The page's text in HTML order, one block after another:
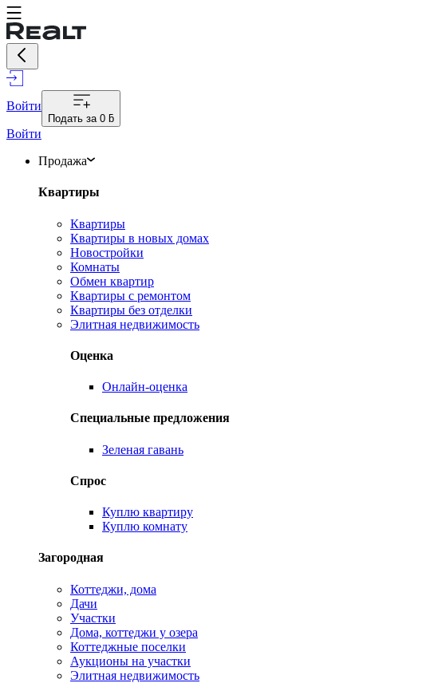
Войти
Подать за 0 ƃ
Войти
Продажа
Квартиры
Квартиры
Квартиры в новых домах
Новостройки
Комнаты
Обмен квартир
Квартиры с ремонтом
Квартиры без отделки
Элитная недвижимость
Оценка
Онлайн-оценка
Специальные предложения
Зеленая гавань
Спрос
Куплю квартиру
Куплю комнату
Загородная
Коттеджи, дома
Дачи
Участки
Дома, коттеджи у озера
Коттеджные поселки
Аукционы на участки
Элитная недвижимость